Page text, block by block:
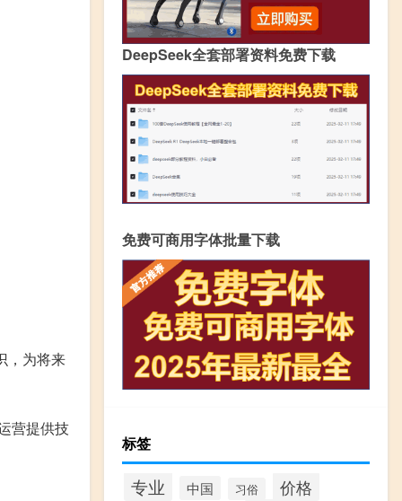
，为将来
营提供技
DeepSeek全套部署资料免费下载
免费可商用字体批量下载
标签
专业 中国 习俗 价格